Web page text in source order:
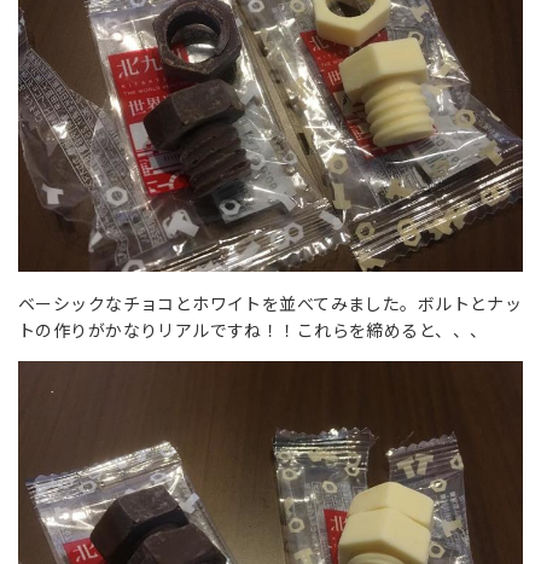
ベーシックなチョコとホワイトを並べてみました。ボルトとナッ
トの作りがかなりリアルですね！！これらを締めると、、、